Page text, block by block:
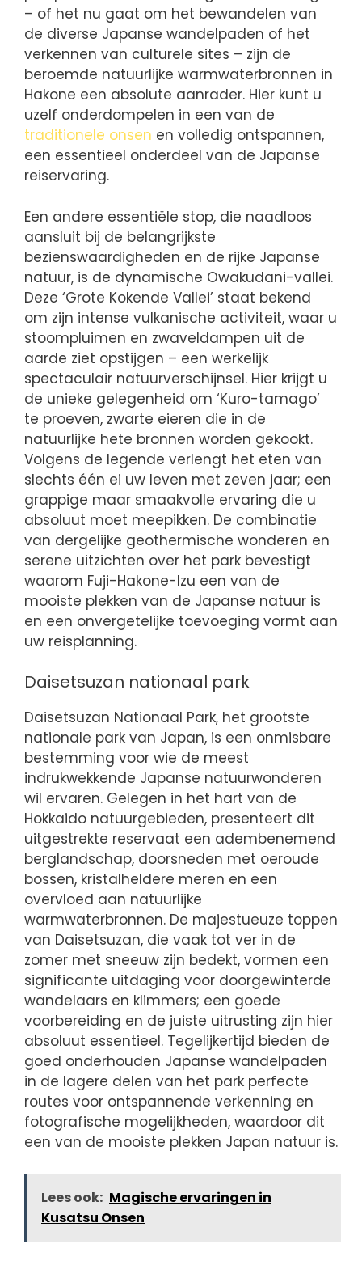
– of het nu gaat om het bewandelen van
de diverse Japanse wandelpaden of het
verkennen van culturele sites – zijn de
beroemde natuurlijke warmwaterbronnen in
Hakone een absolute aanrader. Hier kunt u
uzelf onderdompelen in een van de
traditionele onsen en volledig ontspannen,
een essentieel onderdeel van de Japanse
reiservaring.
Een andere essentiële stop, die naadloos
aansluit bij de belangrijkste
bezienswaardigheden en de rijke Japanse
natuur, is de dynamische Owakudani-vallei.
Deze ‘Grote Kokende Vallei’ staat bekend
om zijn intense vulkanische activiteit, waar u
stoompluimen en zwaveldampen uit de
aarde ziet opstijgen – een werkelijk
spectaculair natuurverschijnsel. Hier krijgt u
de unieke gelegenheid om ‘Kuro-tamago’
te proeven, zwarte eieren die in de
natuurlijke hete bronnen worden gekookt.
Volgens de legende verlengt het eten van
slechts één ei uw leven met zeven jaar; een
grappige maar smaakvolle ervaring die u
absoluut moet meepikken. De combinatie
van dergelijke geothermische wonderen en
serene uitzichten over het park bevestigt
waarom Fuji-Hakone-Izu een van de
mooiste plekken van de Japanse natuur is
en een onvergetelijke toevoeging vormt aan
uw reisplanning.
Daisetsuzan nationaal park
Daisetsuzan Nationaal Park, het grootste
nationale park van Japan, is een onmisbare
bestemming voor wie de meest
indrukwekkende Japanse natuurwonderen
wil ervaren. Gelegen in het hart van de
Hokkaido natuurgebieden, presenteert dit
uitgestrekte reservaat een adembenemend
berglandschap, doorsneden met oeroude
bossen, kristalheldere meren en een
overvloed aan natuurlijke
warmwaterbronnen. De majestueuze toppen
van Daisetsuzan, die vaak tot ver in de
zomer met sneeuw zijn bedekt, vormen een
significante uitdaging voor doorgewinterde
wandelaars en klimmers; een goede
voorbereiding en de juiste uitrusting zijn hier
absoluut essentieel. Tegelijkertijd bieden de
goed onderhouden Japanse wandelpaden
in de lagere delen van het park perfecte
routes voor ontspannende verkenning en
fotografische mogelijkheden, waardoor dit
een van de mooiste plekken Japan natuur is.
Lees ook: Magische ervaringen in
Kusatsu Onsen